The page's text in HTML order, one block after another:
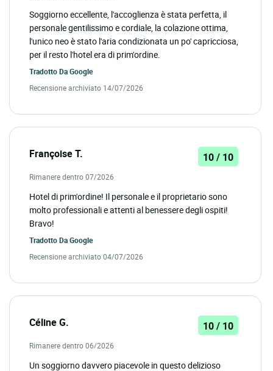
Soggiorno eccellente, l'accoglienza è stata perfetta, il
personale gentilissimo e cordiale, la colazione ottima,
l'unico neo è stato l'aria condizionata un po' capricciosa,
per il resto l'hotel era di prim'ordine.
Tradotto DaGoogle
Recensione archiviato 14/07/2026
Françoise T. 10 / 10
Rimanere dentro 07/2026
Hotel di prim'ordine! Il personale e il proprietario sono
molto professionali e attenti al benessere degli ospiti!
Bravo!
Tradotto DaGoogle
Recensione archiviato 04/07/2026
Céline G. 10 / 10
Rimanere dentro 06/2026
Un soggiorno davvero piacevole in questo delizioso